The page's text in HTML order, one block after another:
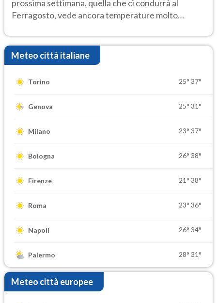
prossima settimana, quella che ci condurrà al
Ferragosto, vede ancora temperature molto
Meteo città italiane
Torino 25° 37°
Genova 25° 31°
Milano 23° 37°
Bologna 26° 38°
Firenze 21° 38°
Roma 23° 36°
Napoli 26° 34°
Palermo 28° 31°
Meteo città europee